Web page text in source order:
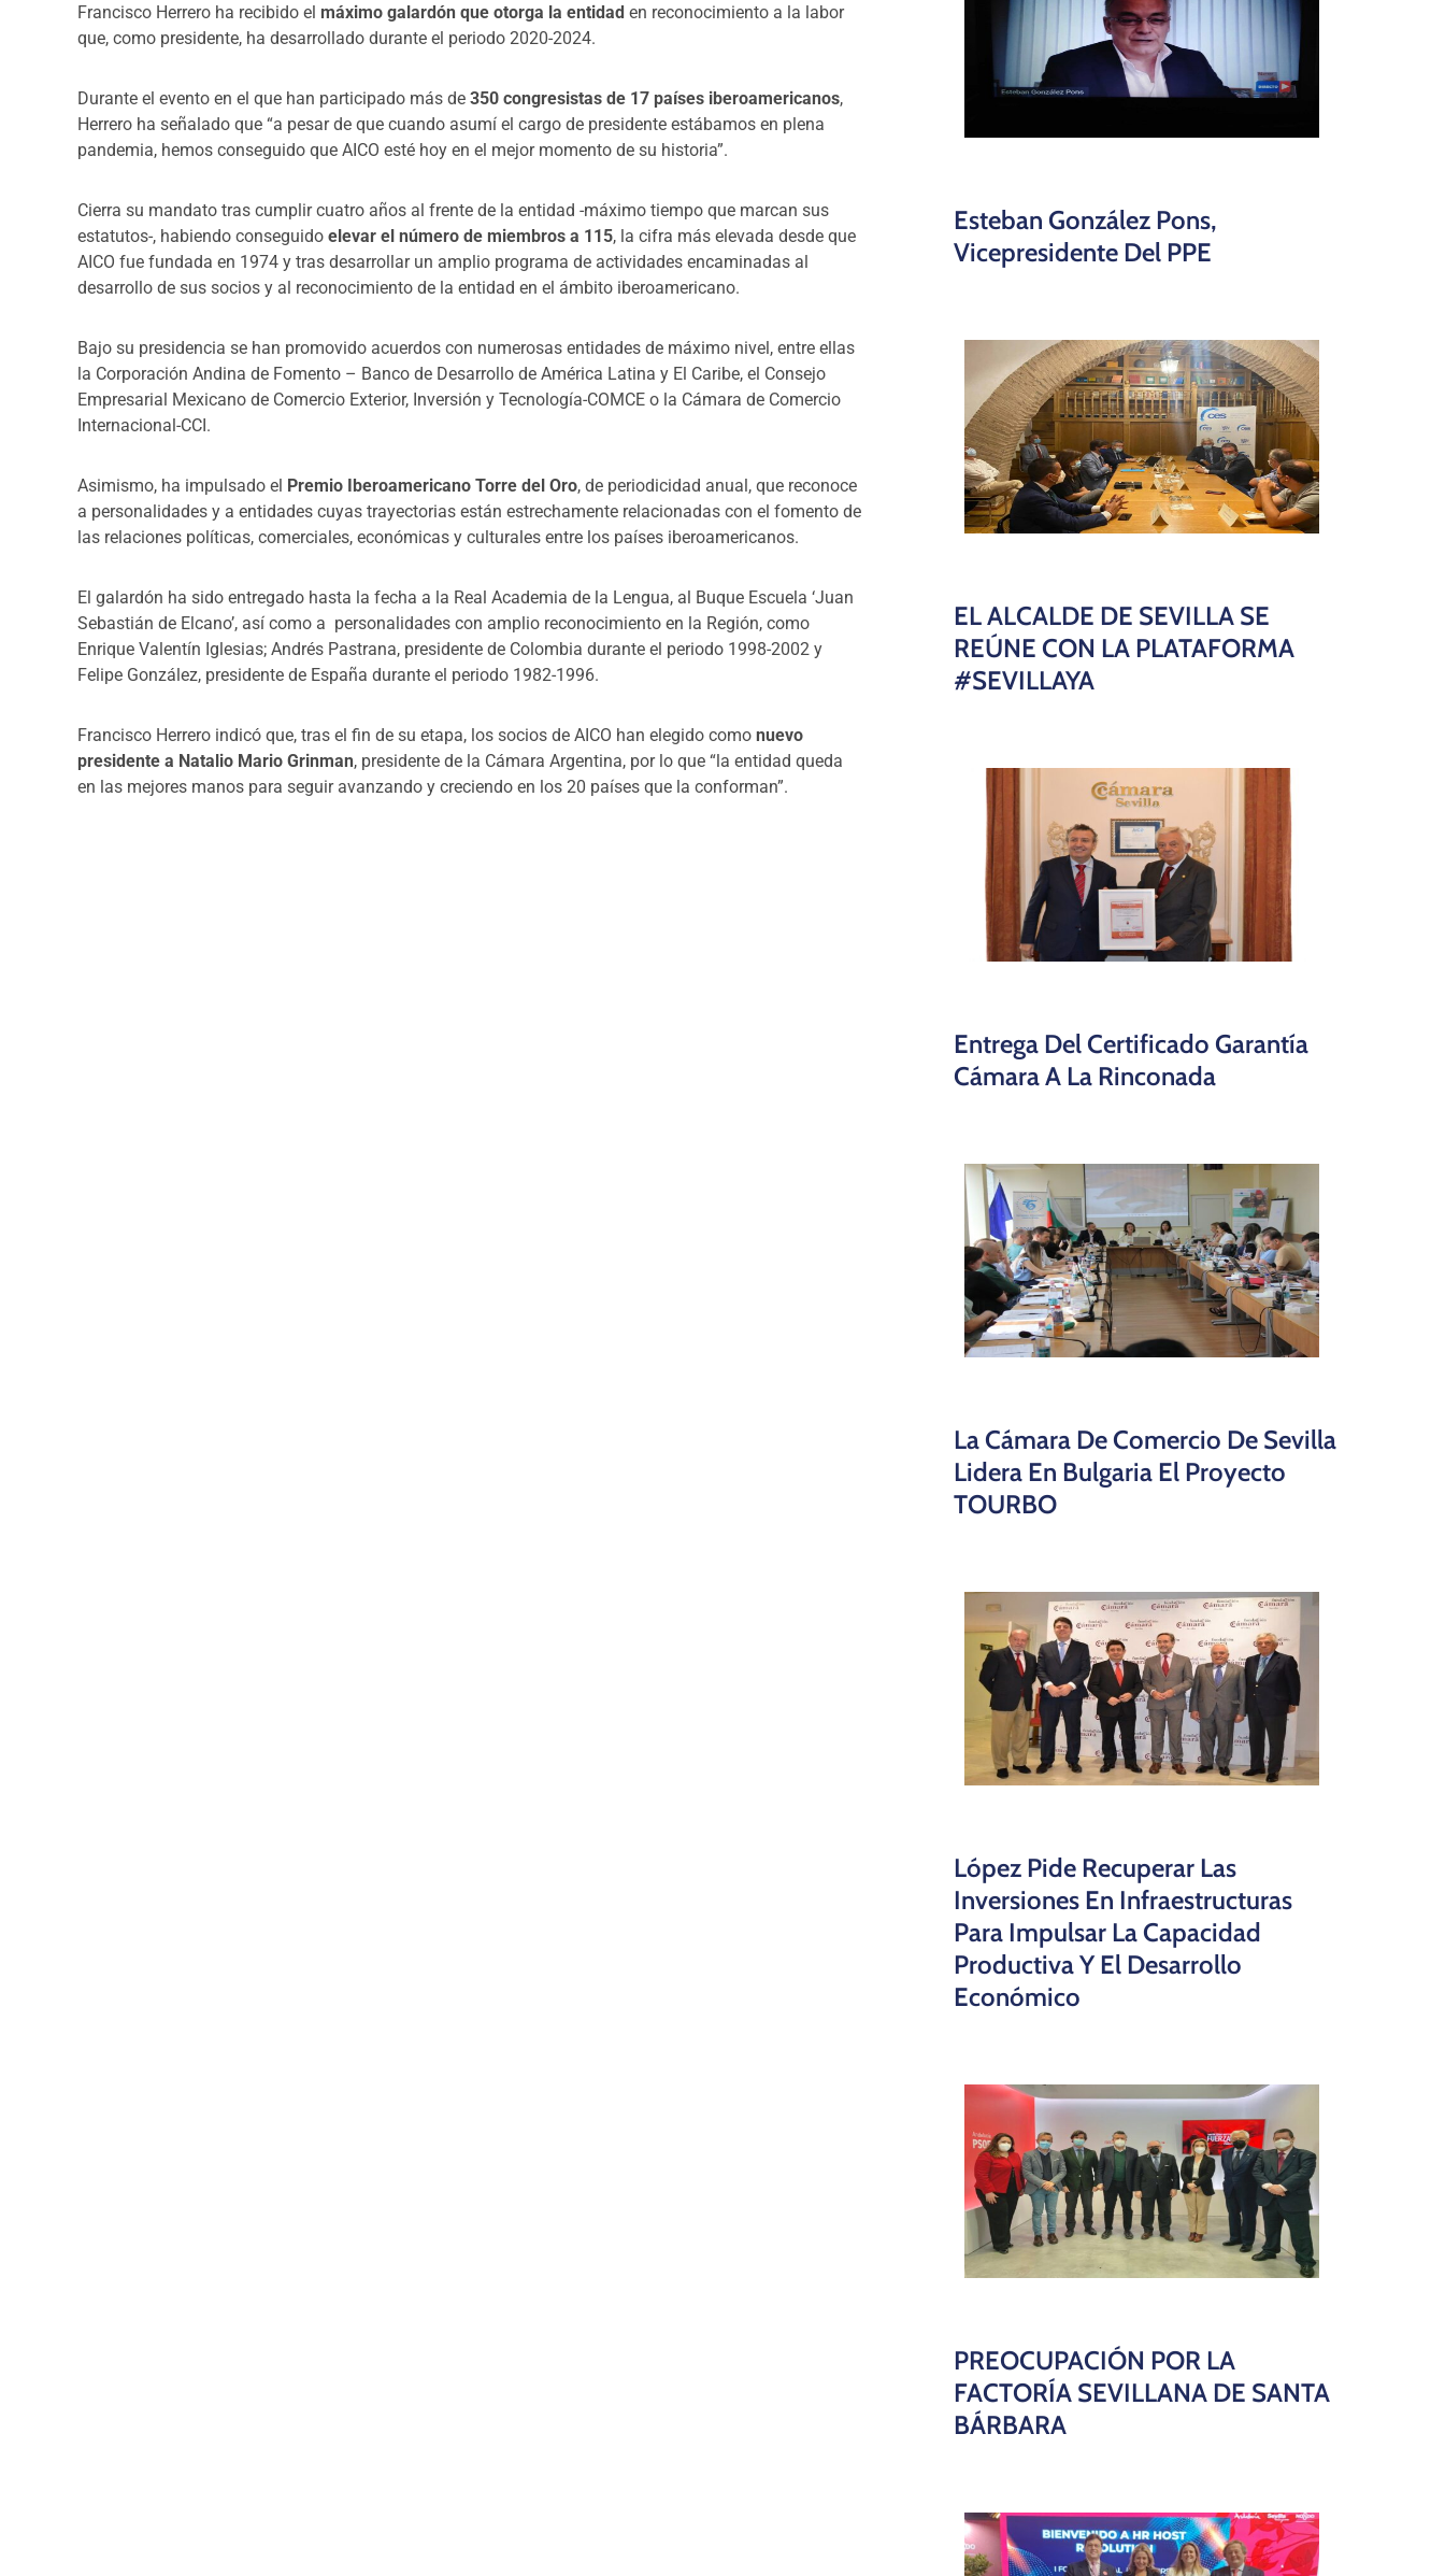
Francisco Herrero ha recibido el máximo galardón que otorga la entidad en reconocimiento a la labor
que, como presidente, ha desarrollado durante el periodo 2020-2024.
Durante el evento en el que han participado más de 350 congresistas de 17 países iberoamericanos,
Herrero ha señalado que “a pesar de que cuando asumí el cargo de presidente estábamos en plena
pandemia, hemos conseguido que AICO esté hoy en el mejor momento de su historia”.
Cierra su mandato tras cumplir cuatro años al frente de la entidad -máximo tiempo que marcan sus
estatutos-, habiendo conseguido elevar el número de miembros a 115, la cifra más elevada desde que
AICO fue fundada en 1974 y tras desarrollar un amplio programa de actividades encaminadas al
desarrollo de sus socios y al reconocimiento de la entidad en el ámbito iberoamericano.
Bajo su presidencia se han promovido acuerdos con numerosas entidades de máximo nivel, entre ellas
la Corporación Andina de Fomento – Banco de Desarrollo de América Latina y El Caribe, el Consejo
Empresarial Mexicano de Comercio Exterior, Inversión y Tecnología-COMCE o la Cámara de Comercio
Internacional-CCI.
Asimismo, ha impulsado el Premio Iberoamericano Torre del Oro, de periodicidad anual, que reconoce
a personalidades y a entidades cuyas trayectorias están estrechamente relacionadas con el fomento de
las relaciones políticas, comerciales, económicas y culturales entre los países iberoamericanos.
El galardón ha sido entregado hasta la fecha a la Real Academia de la Lengua, al Buque Escuela ‘Juan
Sebastián de Elcano’, así como a personalidades con amplio reconocimiento en la Región, como
Enrique Valentín Iglesias; Andrés Pastrana, presidente de Colombia durante el periodo 1998-2002 y
Felipe González, presidente de España durante el periodo 1982-1996.
Francisco Herrero indicó que, tras el fin de su etapa, los socios de AICO han elegido como nuevo
presidente a Natalio Mario Grinman, presidente de la Cámara Argentina, por lo que “la entidad queda
en las mejores manos para seguir avanzando y creciendo en los 20 países que la conforman”.
Esteban González Pons,
Vicepresidente Del PPE
EL ALCALDE DE SEVILLA SE
REÚNE CON LA PLATAFORMA
#SEVILLAYA
Entrega Del Certificado Garantía
Cámara A La Rinconada
La Cámara De Comercio De Sevilla
Lidera En Bulgaria El Proyecto
TOURBO
López Pide Recuperar Las
Inversiones En Infraestructuras
Para Impulsar La Capacidad
Productiva Y El Desarrollo
Económico
PREOCUPACIÓN POR LA
FACTORÍA SEVILLANA DE SANTA
BÁRBARA